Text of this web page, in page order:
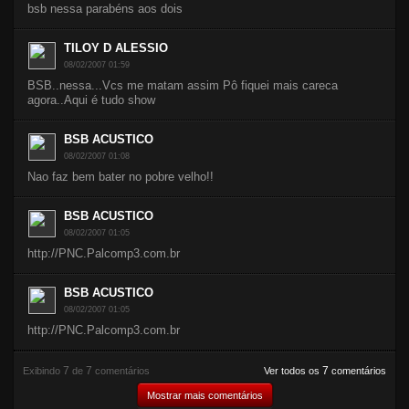
bsb nessa parabéns aos dois
TILOY D ALESSIO
08/02/2007 01:59
BSB..nessa...Vcs me matam assim Pô fiquei mais careca
agora..Aqui é tudo show
BSB ACUSTICO
08/02/2007 01:08
Nao faz bem bater no pobre velho!!
BSB ACUSTICO
08/02/2007 01:05
http://PNC.Palcomp3.com.br
BSB ACUSTICO
08/02/2007 01:05
http://PNC.Palcomp3.com.br
Exibindo 7 de 7 comentários
Mostrar mais comentários
Ver todos os 7 comentários